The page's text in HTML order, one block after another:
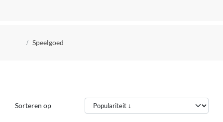
Kruimelpad
Speelgoed
Sorteren op